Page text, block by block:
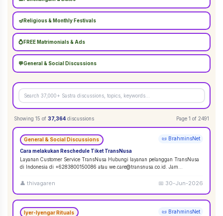
🪔 Religious & Monthly Festivals
💍 FREE Matrimonials & Ads
💬General & Social Discussions
Showing 15 of 37,364 discussions Page 1 of 2491
General & Social Discussions 📜 BrahminsNet
Cara melakukan Reschedule Tiket TransNusa
Layanan Customer Service TransNusa Hubungi layanan pelanggan TransNusa
di Indonesia di +6283800150086 atau we.care@transnusa.co.id. Jam
👤 thivagaren 📅 30-Jun-2026
Iyer-Iyengar Rituals 📜 BrahminsNet